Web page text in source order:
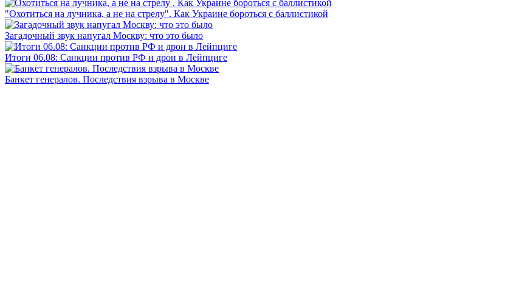
"Охотиться на лучника, а не на стрелу". Как Украине бороться с баллистикой
Загадочный звук напугал Москву: что это было
Итоги 06.08: Санкции против РФ и дрон в Лейпциге
Банкет генералов. Последствия взрыва в Москве